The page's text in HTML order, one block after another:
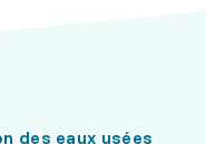
des eaux usées